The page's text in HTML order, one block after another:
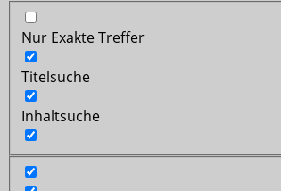
Nur Exakte Treffer
Titelsuche
Inhaltsuche